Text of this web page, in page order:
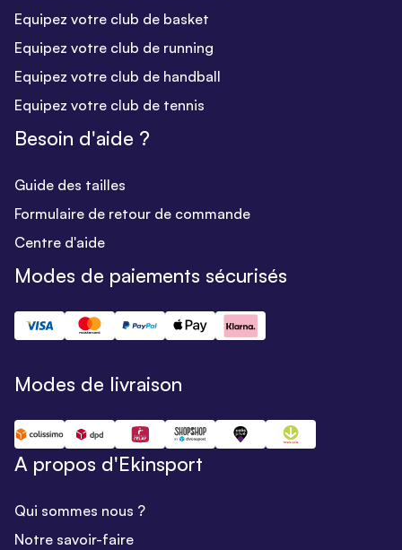
Equipez votre club de basket
Equipez votre club de running
Equipez votre club de handball
Equipez votre club de tennis
Besoin d'aide ?
Guide des tailles
Formulaire de retour de commande
Centre d'aide
Modes de paiements sécurisés
Modes de livraison
A propos d'Ekinsport
Qui sommes nous ?
Notre savoir-faire